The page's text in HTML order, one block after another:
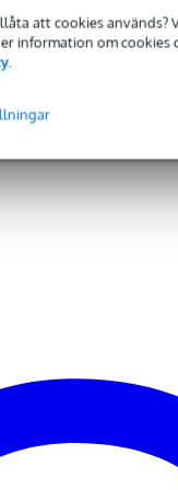
att cookies används?
information om cookies
.
in, ut/länk/genom
dB - 129 dB
Hz
49 Hz
kg